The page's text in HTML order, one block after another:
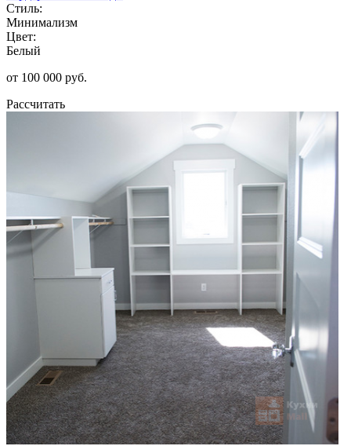
Стиль:
Минимализм
Цвет:
Белый
от 100 000 руб.
Рассчитать